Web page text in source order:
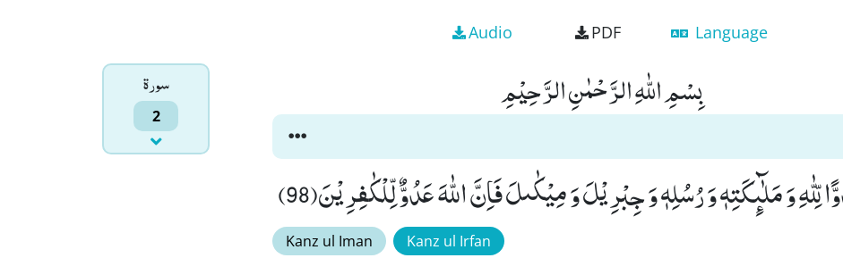
Audio PDF Language
سورۃ
2
بِسْمِ اللّٰهِ الرَّحْمٰنِ الرَّحِیْمِ
لِّلّٰهِ وَ مَلٰٓىٕكَتِهٖ وَ رُسُلِهٖ وَ جِبْرِیْلَ وَ مِیْكٰىلَ فَاِنَّ اللّٰهَ عَدُوٌّ لِّلْكٰفِرِیْنَ(98)
Kanz ul Iman Kanz ul Irfan